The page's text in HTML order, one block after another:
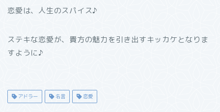
恋愛は、人生のスパイス♪
ステキな恋愛が、貴方の魅力を引き出すキッカケとなりま
すように♪
アドラー 名言 恋愛